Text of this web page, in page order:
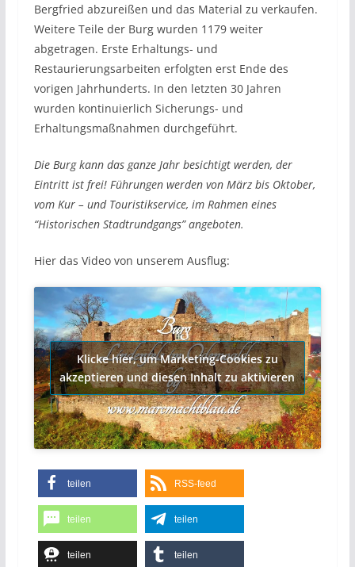
Bergfried abzureißen und das Material zu verkaufen.
Weitere Teile der Burg wurden 1179 weiter
abgetragen. Erste Erhaltungs- und
Restaurierungsarbeiten erfolgten erst Ende des
vorigen Jahrhunderts. In den letzten 30 Jahren
wurden kontinuierlich Sicherungs- und
Erhaltungsmaßnahmen durchgeführt.
Die Burg kann das ganze Jahr besichtigt werden, der
Eintritt ist frei! Führungen werden von März bis Oktober,
vom Kur – und Touristikservice, im Rahmen eines
“Historischen Stadtrundgangs” angeboten.
Hier das Video von unserem Ausflug:
Klicke hier, um Marketing-Cookies zu
akzeptieren und diesen Inhalt zu aktivieren
teilen RSS-feed
teilen teilen
teilen teilen